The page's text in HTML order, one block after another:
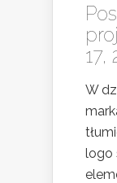
17,
W
logo